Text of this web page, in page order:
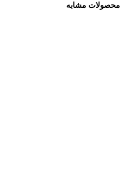
محصولات مشابه